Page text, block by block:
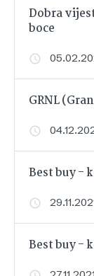
Dobra
boce
GRNL
Best buy -
Best buy -